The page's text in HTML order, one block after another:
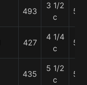
493
3 1/2
c
55
427
4 1/4
c
58
435
5 1/2
c
56